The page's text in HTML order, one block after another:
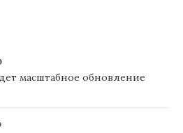
масштабное обновление